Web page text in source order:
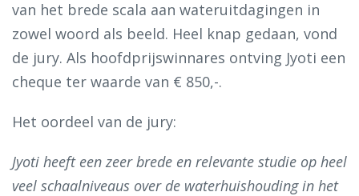
van het brede scala aan wateruitdagingen in
zowel woord als beeld. Heel knap gedaan, vond
de jury. Als hoofdprijswinnares ontving Jyoti een
cheque ter waarde van € 850,-.
Het oordeel van de jury:
Jyoti heeft een zeer brede en relevante studie op heel
veel schaalniveaus over de waterhuishouding in het